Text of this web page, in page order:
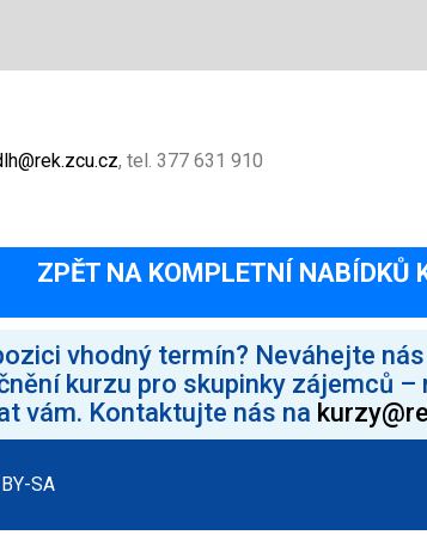
, tel. 377 631 910
ZPĚT NA KOMPLETNÍ NABÍDKŮ
vhodný termín? Neváhejte
kurzu pro skupinky zájemců
vám. Kontaktujte nás na
SA